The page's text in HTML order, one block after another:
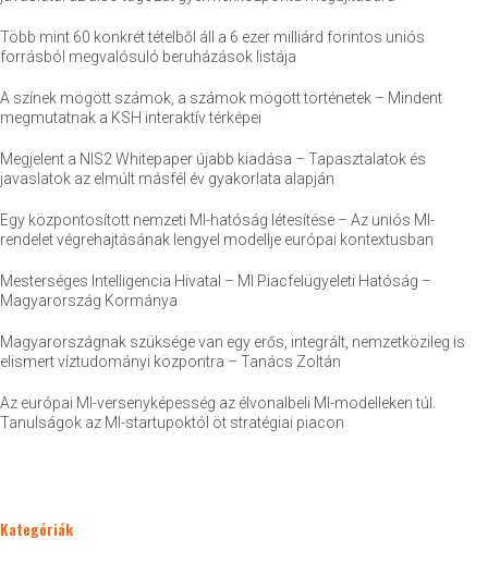
Több mint 60 konkrét tételből áll a 6 ezer milliárd forintos uniós
forrásból megvalósuló beruházások listája
A színek mögött számok, a számok mögött történetek – Mindent
megmutatnak a KSH interaktív térképei
Megjelent a NIS2 Whitepaper újabb kiadása – Tapasztalatok és
javaslatok az elmúlt másfél év gyakorlata alapján
Egy központosított nemzeti MI-hatóság létesítése – Az uniós MI-
rendelet végrehajtásának lengyel modellje európai kontextusban
Mesterséges Intelligencia Hivatal – MI Piacfelügyeleti Hatóság –
Magyarország Kormánya
Magyarországnak szüksége van egy erős, integrált, nemzetközileg is
elismert víztudományi központra – Tanács Zoltán
Az európai MI-versenyképesség az élvonalbeli MI-modelleken túl.
Tanulságok az MI-startupoktól öt stratégiai piacon
Kategóriák